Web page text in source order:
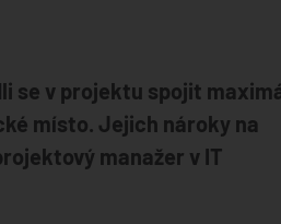
se v projektu spojit
místo. Jejich nároky na
manažer v IT